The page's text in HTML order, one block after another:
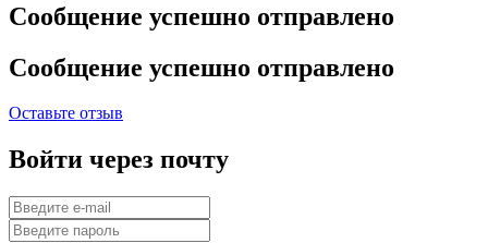
Сообщение успешно отправлено
Сообщение успешно отправлено
Оставьте отзыв
Войти через почту